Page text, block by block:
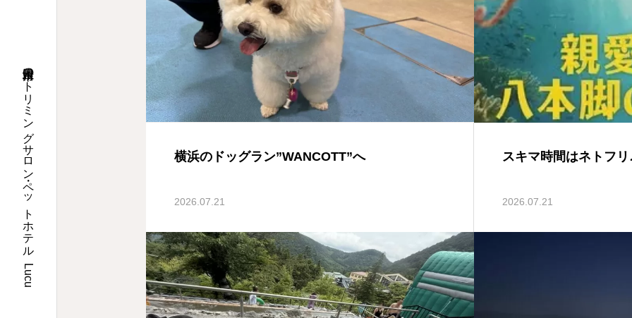
埼玉県川口市のトリミングサロン・ペットホテル Lucu 横浜のドッグラン”WANCOTT”へ
2026.07.21
スキマ時間はネトフリ
2026.07.21